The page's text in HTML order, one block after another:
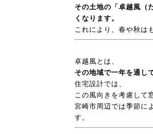
その土地の「卓越風（
くなります。
これにより、春や秋は
卓越風とは、
その地域で一年を通し
住宅設計では、
この風向きを考慮して
宮崎市周辺では季節に
す。